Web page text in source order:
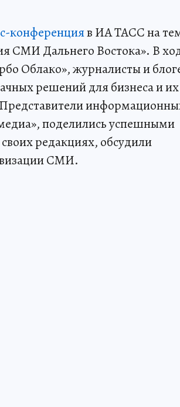
конференцияв ИА ТАСС на
СМИ Дальнего Востока». В
Облако», журналисты и
решений для бизнеса и их
поделились успешными
редакциях, обсудили
СМИ.